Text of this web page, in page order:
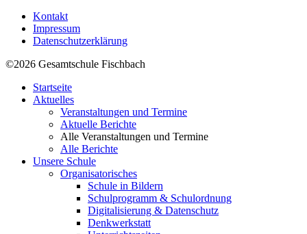
Kontakt
Impressum
Datenschutzerklärung
©2026 Gesamtschule Fischbach
Startseite
Aktuelles
Veranstaltungen und Termine
Aktuelle Berichte
Alle Veranstaltungen und Termine
Alle Berichte
Unsere Schule
Organisatorisches
Schule in Bildern
Schulprogramm & Schulordnung
Digitalisierung & Datenschutz
Denkwerkstatt